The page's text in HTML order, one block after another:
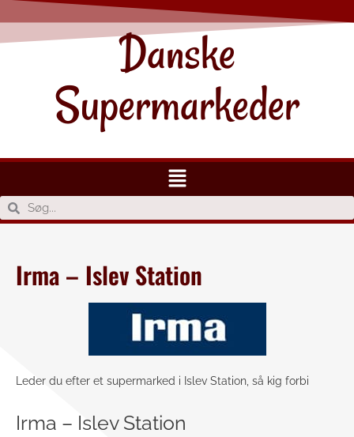
Danske
Supermarkeder
Irma – Islev Station
Leder du efter et supermarked i Islev Station, så kig forbi
Irma – Islev Station